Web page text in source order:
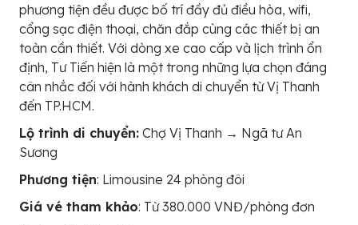
phương tiện đều được bố trí đầy đủ điều hòa, wifi,
cổng sạc điện thoại, chăn đắp cùng các thiết bị an
toàn cần thiết. Với dòng xe cao cấp và lịch trình ổn
định, Tư Tiến hiện là một trong những lựa chọn đáng
cân nhắc đối với hành khách di chuyển từ Vị Thanh
đến TP.HCM.
Lộ trình di chuyển: Chợ Vị Thanh → Ngã tư An
Sương
Phương tiện: Limousine 24 phòng đôi
Giá vé tham khảo: Từ 380.000 VNĐ/phòng đơn